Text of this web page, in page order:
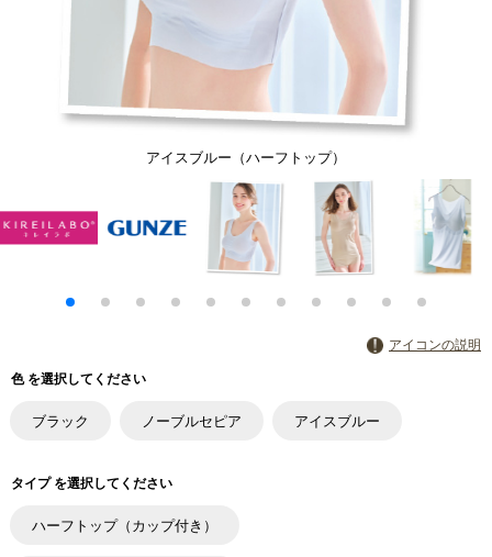
アイスブルー（ハーフトップ）
アイコンの説明
色 を選択してください
ブラック ノーブルセピア アイスブルー
タイプ を選択してください
ハーフトップ（カップ付き）